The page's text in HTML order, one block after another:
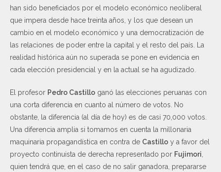
han sido beneficiados por el modelo económico neoliberal
que impera desde hace treinta años, y los que desean un
cambio en el modelo económico y una democratización de
las relaciones de poder entre la capital y el resto del país. La
realidad histórica aún no superada se pone en evidencia en
cada elección presidencial y en la actual se ha agudizado.
El profesor Pedro Castillo ganó las elecciones peruanas con
una corta diferencia en cuanto al número de votos. No
obstante, la diferencia (al día de hoy) es de casi 70,000 votos.
Una diferencia amplia si tomamos en cuenta la millonaria
maquinaria propagandística en contra de Castillo y a favor del
proyecto continuista de derecha representado por Fujimori
quien tendrá que, en el caso de no salir ganadora, prepararse